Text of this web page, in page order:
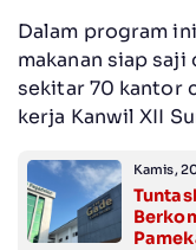
Dalam program
makanan siap
sekitar 70 kantor
kerja Kanwil XII
Kamis,